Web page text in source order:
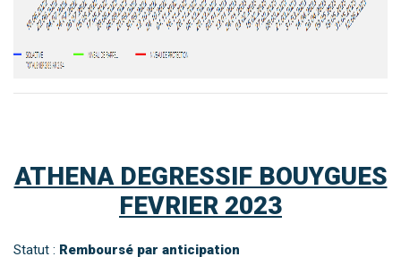
ATHENA DEGRESSIF BOUYGUES
FEVRIER 2023
Statut : Remboursé par anticipation